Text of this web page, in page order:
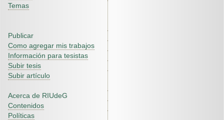
Temas
Publicar
Como agregar mis trabajos
Información para tesistas
Subir tesis
Subir artículo
Acerca de RIUdeG
Contenidos
Políticas